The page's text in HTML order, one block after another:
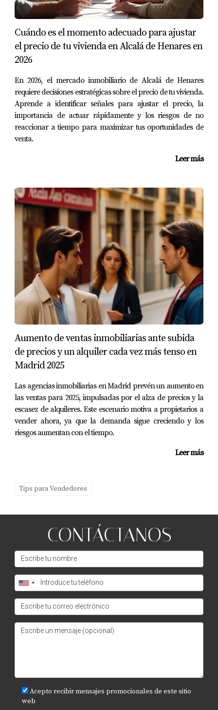
Caso 3: La pareja Martínez
Los Martínez querían alquilar su apartamento en
Malasaña. Utilizaron Fotocasa para analizar precios
similares en su área. Sin embargo, al consultar con
alquiler más alto gracias a las características únicas del
lugar y la demanda creciente en esa zona.
CONCLUSIÓN
qué ser un proceso complicado ni costoso. Gracias a las
profesional que ofrece agentes como Amparo Lillo,
puedes tomar decisiones informadas que beneficiarán
tanto tus finanzas personales como tus inversiones
futuras. No dudes en explorar estas opciones y dar el
primer paso hacia una valoración precisa y efectiva. Si
estás listo para conocer el verdadero valor de tu
propiedad o necesitas asesoría personalizada, ¡contacta
hoy mismo con Amparo Lillo!
PREGUNTAS FRECUENTES
¿Cuánto cuesta utilizar estas herramientas?
La mayoría de las herramientas mencionadas son
gratuitas. Sin embargo, algunos servicios premium
¿Qué factores influyen en el precio de mi
piso?
Factores como la ubicación, tamaño, estado general del
vender?
¿Cuánto tiempo tarda en venderse un piso en
Madrid?
El tiempo varía según la demanda del mercado y la
estrategia utilizada; sin embargo, contar con un buen
agente puede acelerar este proceso.
¿Por qué debería elegir a Amparo Lillo como
mi agente inmobiliario?
propiedad.
Cuándo es el momento adecuado para ajustar
el precio de tu vivienda en Alcalá de Henares en
2026
En 2026, el mercado inmobiliario de Alcalá de Henares
requiere decisiones estratégicas sobre el precio de tu vivienda.
Aprende a identificar señales para ajustar el precio, la
importancia de actuar rápidamente y los riesgos de no
reaccionar a tiempo para maximizar tus oportunidades de
venta.
Leer más
Aumento de ventas inmobiliarias ante subida
de precios y un alquiler cada vez más tenso en
Madrid 2025
Las agencias inmobiliarias en Madrid prevén un aumento en
las ventas para 2025, impulsadas por el alza de precios y la
escasez de alquileres. Este escenario motiva a propietarios a
vender ahora, ya que la demanda sigue creciendo y los
riesgos aumentan con el tiempo.
Leer más
Tips para Vendedores
CONTÁCTANOS
Acepto recibir mensajes promocionales de este sitio
web